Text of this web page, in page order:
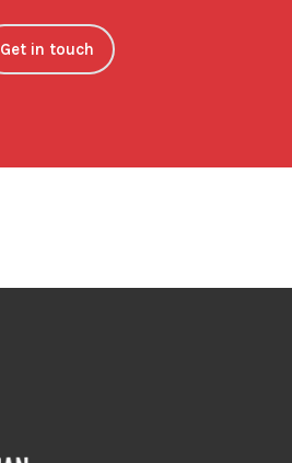
Get in touch